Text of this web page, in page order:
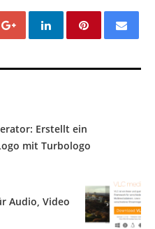
Erstellt ein
mit Turbologo
Audio, Video